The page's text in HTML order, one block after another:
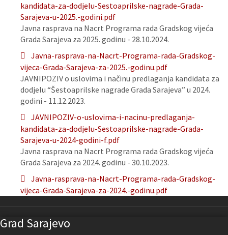
kandidata-za-dodjelu-Sestoaprilske-nagrade-Grada-
Sarajeva-u-2025.-godini.pdf
Javna rasprava na Nacrt Programa rada Gradskog vijeća
Grada Sarajeva za 2025. godinu - 28.10.2024.
Javna-rasprava-na-Nacrt-Programa-rada-Gradskog-
vijeca-Grada-Sarajeva-za-2025.-godinu.pdf
JAVNIPOZIV o uslovima i načinu predlaganja kandidata za
dodjelu “Šestoaprilske nagrade Grada Sarajeva” u 2024.
godini - 11.12.2023.
JAVNIPOZIV-o-uslovima-i-nacinu-predlaganja-
kandidata-za-dodjelu-Sestoaprilske-nagrade-Grada-
Sarajeva-u-2024-godini-f.pdf
Javna rasprava na Nacrt Programa rada Gradskog vijeća
Grada Sarajeva za 2024. godinu - 30.10.2023.
Javna-rasprava-na-Nacrt-Programa-rada-Gradskog-
vijeca-Grada-Sarajeva-za-2024.-godinu.pdf
Grad Sarajevo